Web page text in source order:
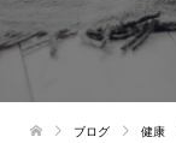
ブログ 健康